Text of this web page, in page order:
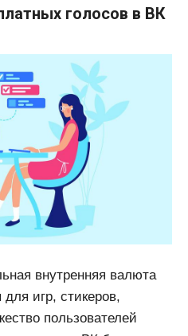
голосов в ВК
внутренняя валюта
игр, стикеров,
пользователей